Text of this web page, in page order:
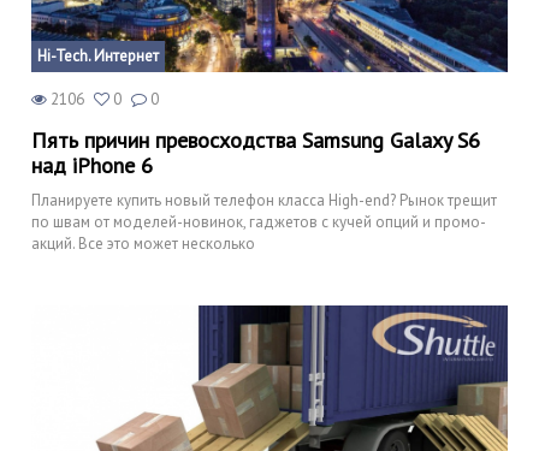
Hi-Tech. Интернет
2106 0 0
Пять причин превосходства Samsung Galaxy S6
над iPhone 6
Планируете купить новый телефон класса High-end? Рынок трещит
по швам от моделей-новинок, гаджетов с кучей опций и промо-
акций. Все это может несколько